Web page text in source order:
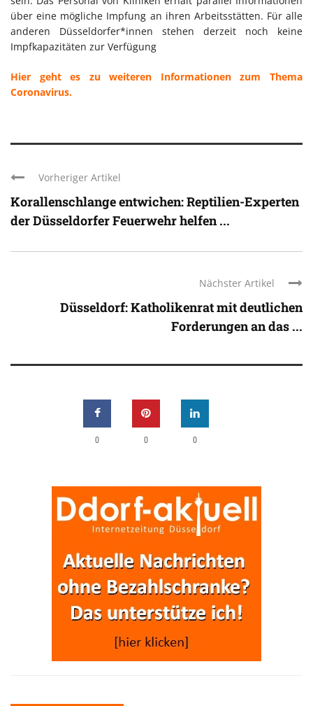
über eine mögliche Impfung an ihren Arbeitsstätten. Für alle
anderen Düsseldorfer*innen stehen derzeit noch keine
Impfkapazitäten zur Verfügung
Hier geht es zu weiteren Informationen zum Thema
Coronavirus.
Vorheriger Artikel
Korallenschlange entwichen: Reptilien-Experten
der Düsseldorfer Feuerwehr helfen ...
Nächster Artikel
Düsseldorf: Katholikenrat mit deutlichen
Forderungen an das ...
0 0 0